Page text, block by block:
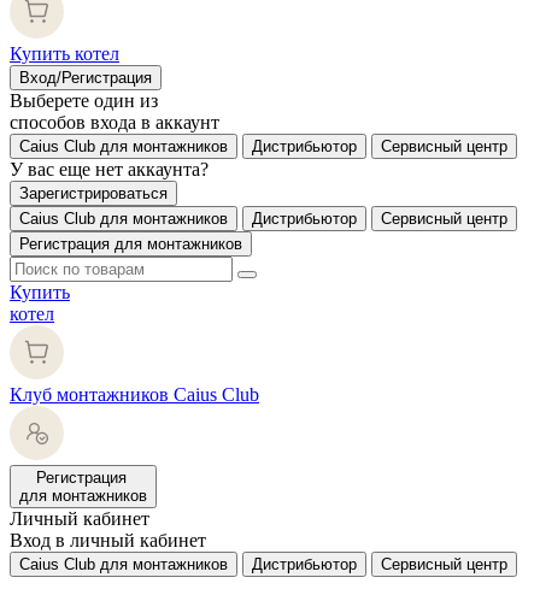
Купить котел
Вход/Регистрация
Выберете один из
способов входа в аккаунт
Caius Club для монтажников Дистрибьютор Сервисный центр
У вас еще нет аккаунта?
Зарегистрироваться
Caius Club для монтажников
Дистрибьютор
Сервисный центр
Регистрация для монтажников
Купить
котел
Клуб монтажников Caius Club
Регистрация
для монтажников
Личный кабинет
Вход в личный кабинет
Caius Club для монтажников Дистрибьютор Сервисный центр